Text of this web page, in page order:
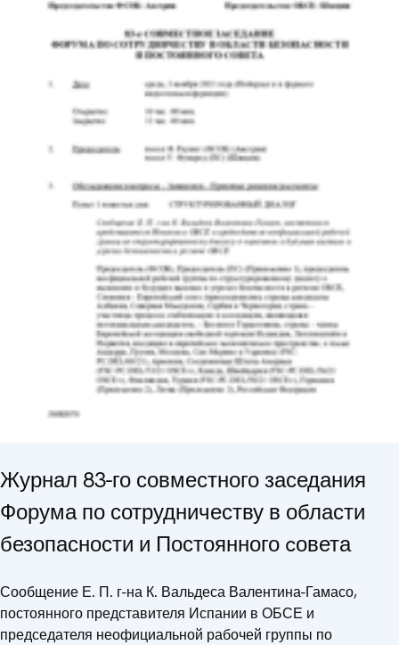
Журнал 83-го совместного заседания
Форума по сотрудничеству в области
безопасности и Постоянного cовета
Сообщение Е. П. г-на К. Вальдеса Валентина-Гамасо,
постоянного представителя Испании в ОБСЕ и
председателя неофициальной рабочей группы по